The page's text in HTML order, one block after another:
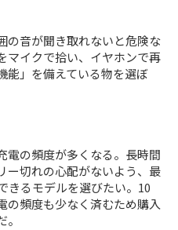
の音が聞き取れないと危険な
マイクで拾い、イヤホンで再
能」を備えている物を選ぼ
電の頻度が多くなる。長時間
ー切れの心配がないよう、最
きるモデルを選びたい。10
の頻度も少なく済むため購入